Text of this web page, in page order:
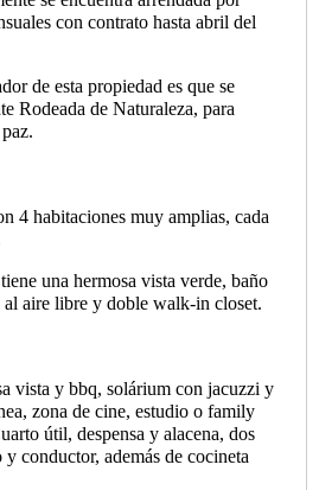
con contrato hasta abril del
de esta propiedad es que se
Rodeada de Naturaleza, para
4 habitaciones muy amplias, cada
una hermosa vista verde, baño
al aire libre y doble walk-in closet.
vista y bbq, solárium con jacuzzi y
zona de cine, estudio o family
útil, despensa y alacena, dos
conductor, además de cocineta